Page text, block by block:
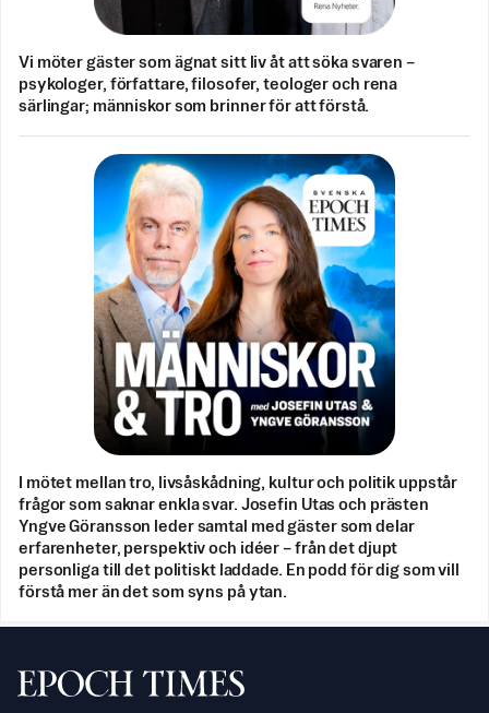
Vi möter gäster som ägnat sitt liv åt att söka svaren –
psykologer, författare, filosofer, teologer och rena
särlingar; människor som brinner för att förstå.
I mötet mellan tro, livsåskådning, kultur och politik uppstår
frågor som saknar enkla svar. Josefin Utas och prästen
Yngve Göransson leder samtal med gäster som delar
erfarenheter, perspektiv och idéer – från det djupt
personliga till det politiskt laddade. En podd för dig som vill
förstå mer än det som syns på ytan.
Svenska Epoch Times